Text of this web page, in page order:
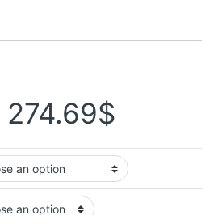
274.69$